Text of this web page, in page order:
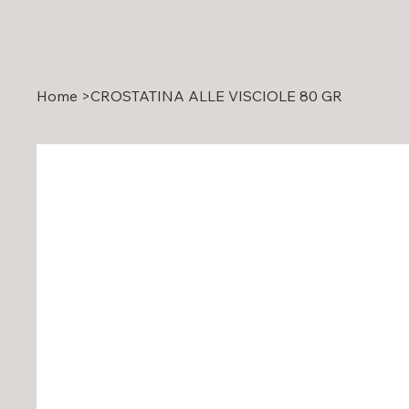
Home >CROSTATINA ALLE VISCIOLE 80 GR